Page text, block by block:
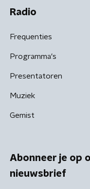
Radio
Frequenties
Programma's
Presentatoren
Muziek
Gemist
Abonneer je op
nieuwsbrief